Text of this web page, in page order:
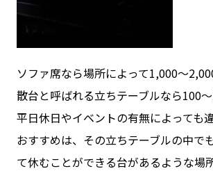
ソファ席なら場所によって1,000～
散台と呼ばれる立ちテーブルなら100～
平日休日やイベントの有無によっても違
おすすめは、その立ちテーブルの中で
て休むことができる台があるような場